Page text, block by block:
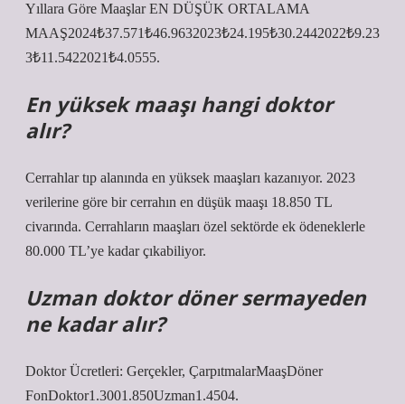
Yıllara Göre Maaşlar EN DÜŞÜK ORTALAMA
MAAŞ2024₺37.571₺46.9632023₺24.195₺30.2442022₺9.23
3₺11.5422021₺4.0555.
En yüksek maaşı hangi doktor
alır?
Cerrahlar tıp alanında en yüksek maaşları kazanıyor. 2023
verilerine göre bir cerrahın en düşük maaşı 18.850 TL
civarında. Cerrahların maaşları özel sektörde ek ödeneklerle
80.000 TL’ye kadar çıkabiliyor.
Uzman doktor döner sermayeden
ne kadar alır?
Doktor Ücretleri: Gerçekler, ÇarpıtmalarMaaşDöner
FonDoktor1.3001.850Uzman1.4504.